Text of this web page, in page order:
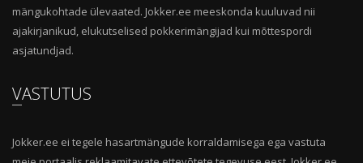
mängukohtade ülevaated. Jokker.ee meeskonda kuuluvad nii
ajakirjanikud, elukutselised pokkerimängijad kui mõttespordi
asjatundjad.
VASTUTUS
Jokker.ee ei tegele hasartmängude korraldamisega ega vastuta